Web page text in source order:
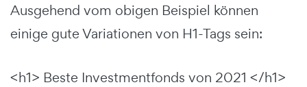
Ausgehend vom obigen Beispiel können
einige gute Variationen von H1-Tags sein:
<h1> Beste Investmentfonds von 2021 </h1>